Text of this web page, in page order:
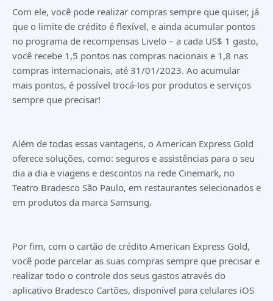
Com ele, você pode realizar compras sempre que quiser, já
que o limite de crédito é flexível, e ainda acumular pontos
no programa de recompensas Livelo – a cada US$ 1 gasto,
você recebe 1,5 pontos nas compras nacionais e 1,8 nas
compras internacionais, até 31/01/2023. Ao acumular
mais pontos, é possível trocá-los por produtos e serviços
sempre que precisar!
Além de todas essas vantagens, o American Express Gold
oferece soluções, como: seguros e assistências para o seu
dia a dia e viagens e descontos na rede Cinemark, no
Teatro Bradesco São Paulo, em restaurantes selecionados e
em produtos da marca Samsung.
Por fim, com o cartão de crédito American Express Gold,
você pode parcelar as suas compras sempre que precisar e
realizar todo o controle dos seus gastos através do
aplicativo Bradesco Cartões, disponível para celulares iOS